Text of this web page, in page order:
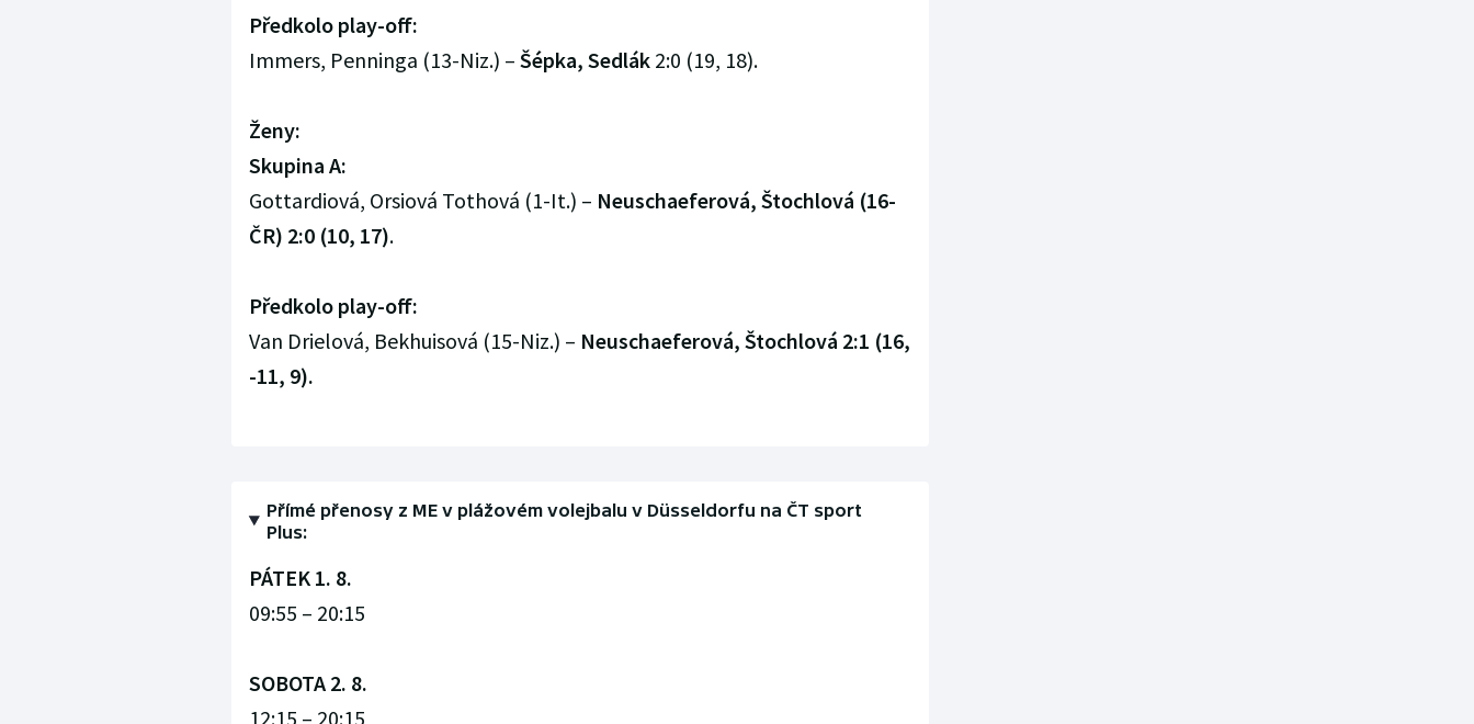
Předkolo play-off:
Immers, Penninga (13-Niz.) – Šépka, Sedlák2:0 (19, 18).
Ženy:
Skupina A:
Gottardiová, Orsiová Tothová (1-It.) – Neuschaeferová, Štochlová (16-
ČR) 2:0 (10, 17).
Předkolo play-off:
Van Drielová, Bekhuisová (15-Niz.) – Neuschaeferová, Štochlová 2:1 (16,
-11, 9).
Přímé přenosy z ME v plážovém volejbalu v Düsseldorfu na ČT sport
Plus:
PÁTEK 1. 8.
09:55 – 20:15
SOBOTA 2. 8.
12:15 – 20:15